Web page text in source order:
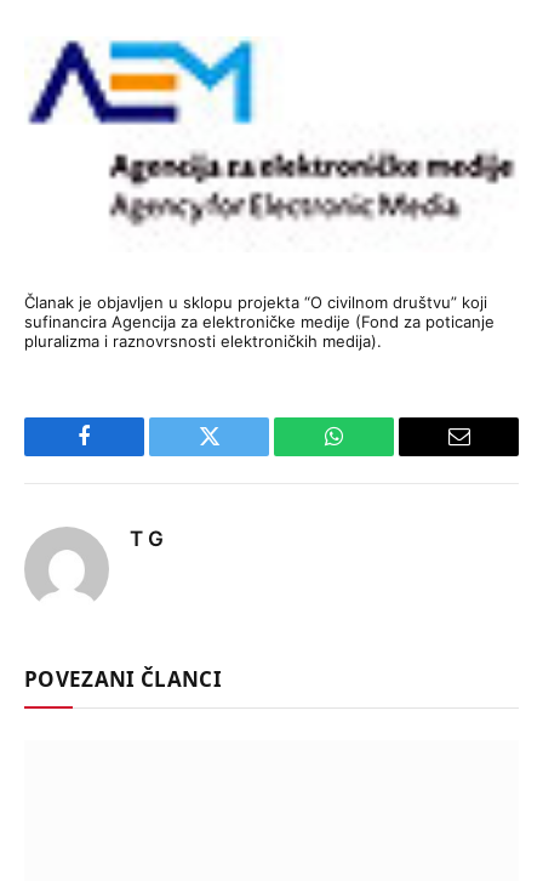
Članak je objavljen u sklopu projekta “O civilnom društvu” koji
sufinancira Agencija za elektroničke medije (Fond za poticanje
pluralizma i raznovrsnosti elektroničkih medija).
Facebook Twitter WhatsApp Email
T G
POVEZANI ČLANCI